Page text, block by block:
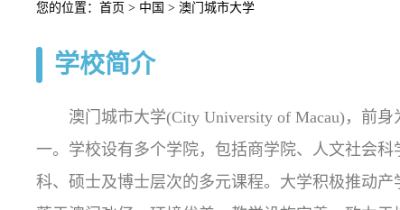
您的位置：首页 > 中国 > 澳门城市大学
学校简介
澳门城市大学(City University of Macau)，前身
一。学校设有多个学院，包括商学院、人文社会
科、硕士及博士层次的多元课程。大学积极推动